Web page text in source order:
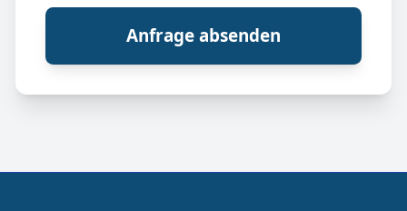
Anfrage absenden